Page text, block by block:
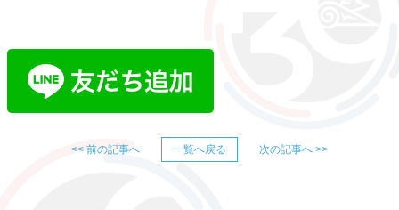
<< 前の記事へ 一覧へ戻る 次の記事へ >>